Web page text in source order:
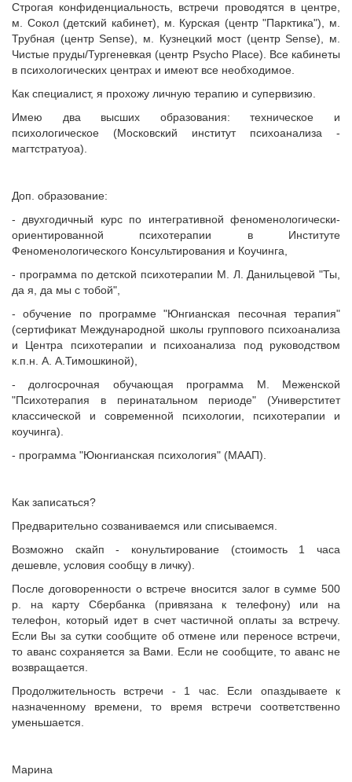
Строгая конфиденциальность, встречи проводятся в центре,
м. Сокол (детский кабинет), м. Курская (центр "Парктика"), м.
Трубная (центр Sense), м. Кузнецкий мост (центр Sense), м.
Чистые пруды/Тургеневкая (центр Psycho Place). Все кабинеты
в психологических центрах и имеют все необходимое.
Как специалист, я прохожу личную терапию и супервизию.
Имею два высших образования: техническое и
психологическое (Московский институт психоанализа -
магтстратуоа).
Доп. образование:
- двухгодичный курс по интегративной феноменологически-
ориентированной психотерапии в Институте
Феноменологического Консультирования и Коучинга,
- программа по детской психотерапии М. Л. Данильцевой "Ты,
да я, да мы с тобой",
- обучение по программе "Юнгианская песочная терапия"
(сертификат Международной школы группового психоанализа
и Центра психотерапии и психоанализа под руководством
к.п.н. А. А.Тимошкиной),
- долгосрочная обучающая программа М. Меженской
"Психотерапия в перинатальном периоде" (Универститет
классической и современной психологии, психотерапии и
коучинга).
- программа "Ююнгианская психология" (МААП).
Как записаться?
Предварительно созваниваемся или списываемся.
Возможно скайп - конультирование (стоимость 1 часа
дешевле, условия сообщу в личку).
После договоренности о встрече вносится залог в сумме 500
р. на карту Сбербанка (привязана к телефону) или на
телефон, который идет в счет частичной оплаты за встречу.
Если Вы за сутки сообщите об отмене или переносе встречи,
то аванс сохраняется за Вами. Если не сообщите, то аванс не
возвращается.
Продолжительность встречи - 1 час. Если опаздываете к
назначенному времени, то время встречи соответственно
уменьшается.
Марина